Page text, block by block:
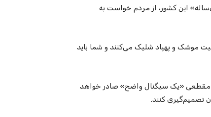
این کشور، از مردم خواست به
موشک و پهپاد شلیک می‌کنند و شما باید
مقطعی «یک سیگنال واضح» صادر خواهد
تصمیم‌گیری کنند.